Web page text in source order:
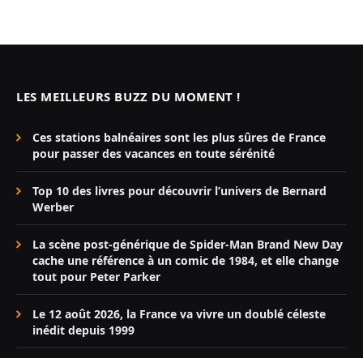
LES MEILLEURS BUZZ DU MOMENT !
Ces stations balnéaires sont les plus sûres de France
pour passer des vacances en toute sérénité
Top 10 des livres pour découvrir l’univers de Bernard
Werber
La scène post-générique de Spider-Man Brand New Day
cache une référence à un comic de 1984, et elle change
tout pour Peter Parker
Le 12 août 2026, la France va vivre un doublé céleste
inédit depuis 1999